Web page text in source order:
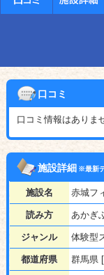
口コミ
口コミ情報はありま
施設詳
※最新
施設名 赤城フ
読み方 あかぎ
ジャンル 体験型
都道府県 群馬県